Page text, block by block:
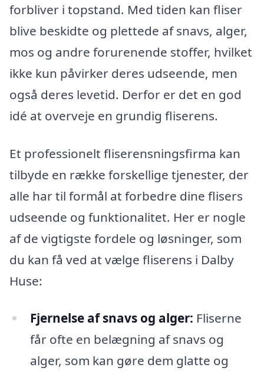
forbliver i topstand. Med tiden kan fliser
blive beskidte og plettede af snavs, alger,
mos og andre forurenende stoffer, hvilket
ikke kun påvirker deres udseende, men
også deres levetid. Derfor er det en god
idé at overveje en grundig fliserens.
Et professionelt fliserensningsfirma kan
tilbyde en række forskellige tjenester, der
alle har til formål at forbedre dine flisers
udseende og funktionalitet. Her er nogle
af de vigtigste fordele og løsninger, som
du kan få ved at vælge fliserens i Dalby
Huse:
Fjernelse af snavs og alger: Fliserne
får ofte en belægning af snavs og
alger, som kan gøre dem glatte og